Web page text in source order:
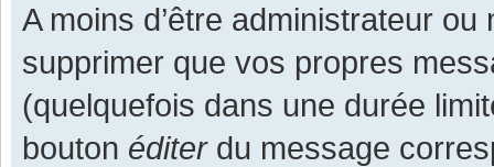
A moins d’être administrateur
supprimer que vos propres
(quelquefois dans une durée
bouton éditerdu message